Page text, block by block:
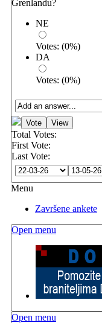
Grenlandu?
NE
Votes: (0%)
DA
Votes: (0%)
Total Votes:
First Vote:
Last Vote:
Menu
Završene ankete
Open menu
Open menu